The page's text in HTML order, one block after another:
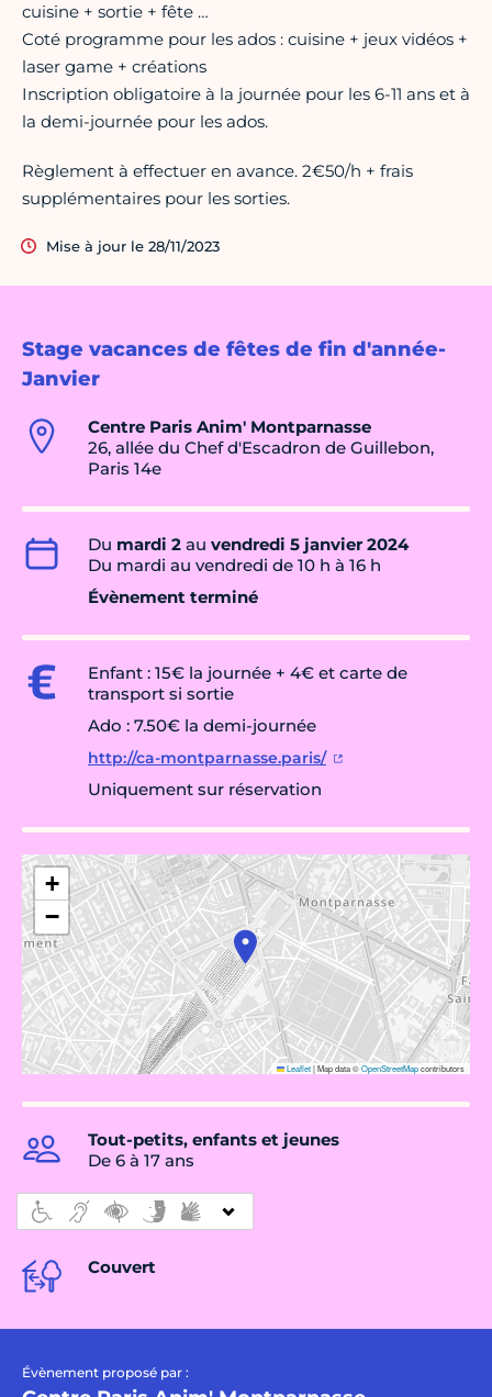
Stage vacances de fêtes de fin d'année-
Janvier
Centre Paris Anim' Montparnasse
26, allée du Chef d'Escadron de Guillebon,
Paris 14e
Du mardi 2 au vendredi 5 janvier 2024
Du mardi au vendredi de 10 h à 16 h
Évènement terminé
Enfant : 15€ la journée + 4€ et carte de
transport si sortie
Ado : 7.50€ la demi-journée
http://ca-montparnasse.paris/
Uniquement sur réservation
+
−
Leaflet|Map data ©OpenStreetMapcontributors
Tout-petits, enfants et jeunes
De 6 à 17 ans
Couvert
Évènement proposé par :
cuisine + sortie + fête …
Coté programme pour les ados : cuisine + jeux vidéos +
laser game + créations
Inscription obligatoire à la journée pour les 6-11 ans et à
la demi-journée pour les ados.
Règlement à effectuer en avance. 2€50/h + frais
supplémentaires pour les sorties.
Mise à jour le 28/11/2023